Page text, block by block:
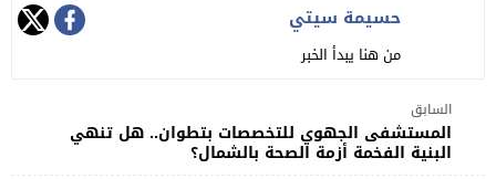
حسيمة سيتي
من هنا يبدأ الخبر
السابق
المستشفى الجهوي للتخصصات بتطوان.. هل تنهي
البنية الفخمة أزمة الصحة بالشمال؟